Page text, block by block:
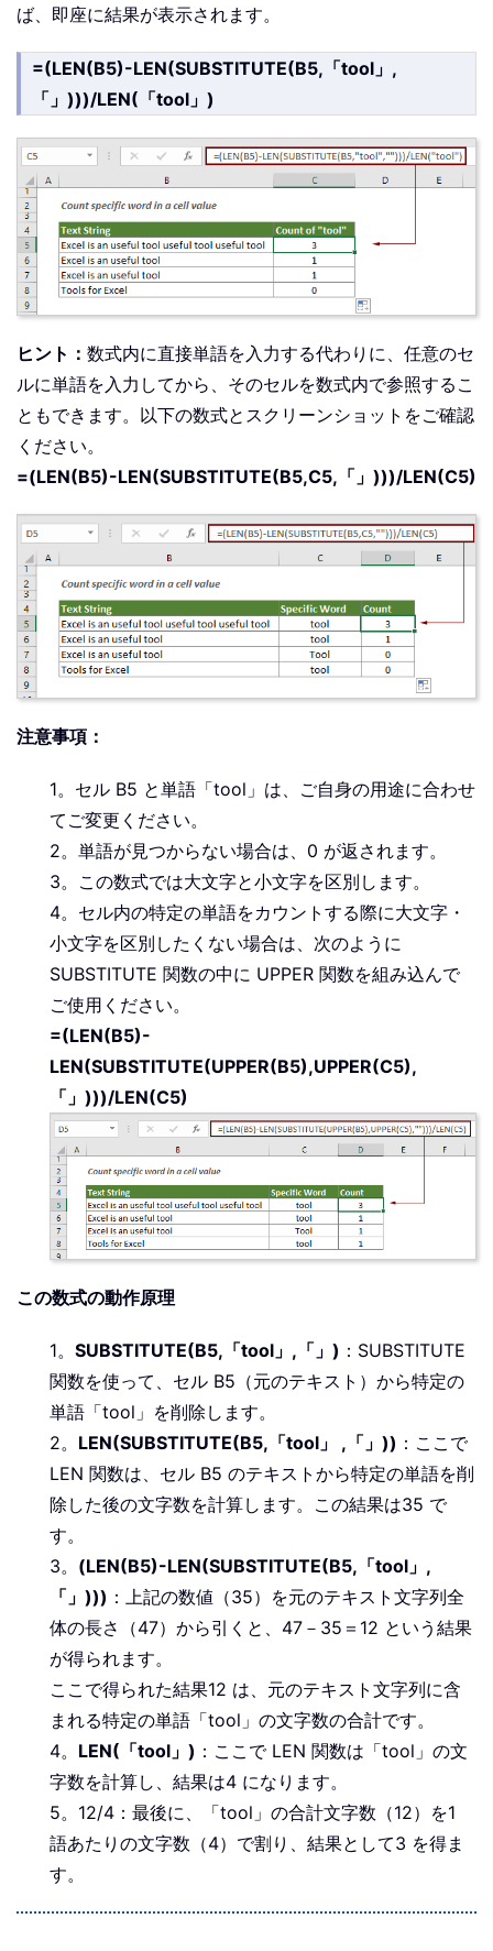
ば、即座に結果が表示されます。
=(LEN(B5)-LEN(SUBSTITUTE(B5,「tool」,
「」)))/LEN(「tool」)
ヒント： 数式内に直接単語を入力する代わりに、任意のセ
ルに単語を入力してから、そのセルを数式内で参照するこ
ともできます。以下の数式とスクリーンショットをご確認
ください。
=(LEN(B5)-LEN(SUBSTITUTE(B5,C5,「」)))/LEN(C5)
注意事項：
1。セル B5 と単語「tool」は、ご自身の用途に合わせ
てご変更ください。
2。単語が見つからない場合は、0 が返されます。
3。この数式では大文字と小文字を区別します。
4。セル内の特定の単語をカウントする際に大文字・
小文字を区別したくない場合は、次のように
SUBSTITUTE 関数の中に UPPER 関数を組み込んで
ご使用ください。
=(LEN(B5)-
LEN(SUBSTITUTE(UPPER(B5),UPPER(C5),
「」)))/LEN(C5)
この数式の動作原理
1。 SUBSTITUTE(B5,「tool」,「」) ：SUBSTITUTE
関数を使って、セル B5（元のテキスト）から特定の
単語「tool」を削除します。
2。 LEN(SUBSTITUTE(B5,「tool」 ,「」)) ：ここで
LEN 関数は、セル B5 のテキストから特定の単語を削
除した後の文字数を計算します。この結果は35 で
す。
3。 (LEN(B5)-LEN(SUBSTITUTE(B5,「tool」,
「」))) ：上記の数値（35）を元のテキスト文字列全
体の長さ（47）から引くと、47－35＝12 という結果
が得られます。
ここで得られた結果12 は、元のテキスト文字列に含
まれる特定の単語「tool」の文字数の合計です。
4。 LEN(「tool」) ：ここで LEN 関数は「tool」の文
字数を計算し、結果は4 になります。
5。12/4：最後に、「tool」の合計文字数（12）を1
語あたりの文字数（4）で割り、結果として3 を得ま
す。